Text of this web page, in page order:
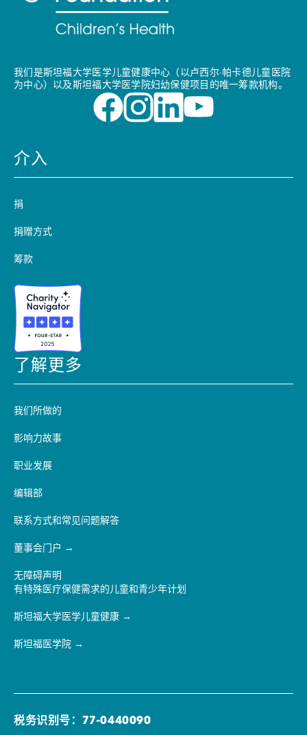
我们是斯坦福大学医学儿童健康中心（以卢西尔·帕卡德儿童医院
为中心）以及斯坦福大学医学院妇幼保健项目的唯一筹款机构。
介入
捐
捐赠方式
筹款
了解更多
我们所做的
影响力故事
职业发展
编辑部
联系方式和常见问题解答
董事会门户
无障碍声明
有特殊医疗保健需求的儿童和青少年计划
斯坦福大学医学儿童健康
斯坦福医学院
税务识别号：77-0440090